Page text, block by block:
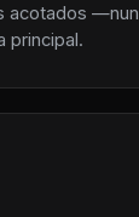
acotados
principal.